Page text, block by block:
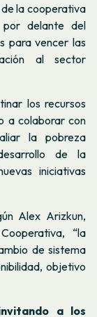
la cooperativa
delante del
para vencer las
al sector
los recursos
a colaborar con
la pobreza
de la
iniciativas
Alex Arizkun,
“la
de sistema
objetivo
a los